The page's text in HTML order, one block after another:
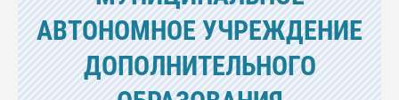
АВТОНОМНОЕ УЧРЕЖДЕНИЕ
ДОПОЛНИТЕЛЬНОГО